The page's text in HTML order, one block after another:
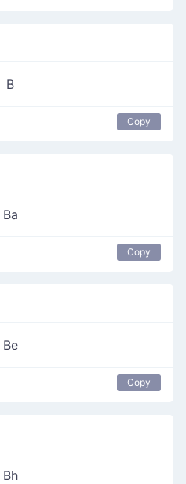
B
Copy
Ba
Copy
Be
Copy
Bh